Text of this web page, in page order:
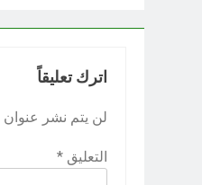
اترك تعليقاً
لن يتم نشر عنوان
التعليق *